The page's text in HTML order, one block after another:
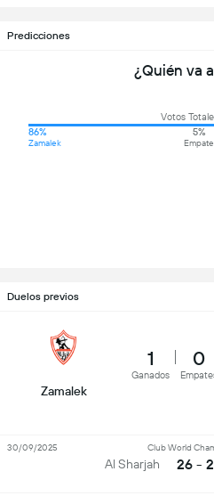
Predicciones
¿Quién va
Votos
86%
Zamalek
5%
Empate
Duelos previos
Zamalek
1
Ganados
0
Al Sharjah
Club World
26 -
30/09/2025